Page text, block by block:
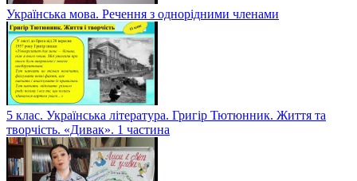
Українська мова. Речення з однорідними членами
5 клас. Українська література. Григір Тютюнник. Життя та
творчість. «Дивак». 1 частина